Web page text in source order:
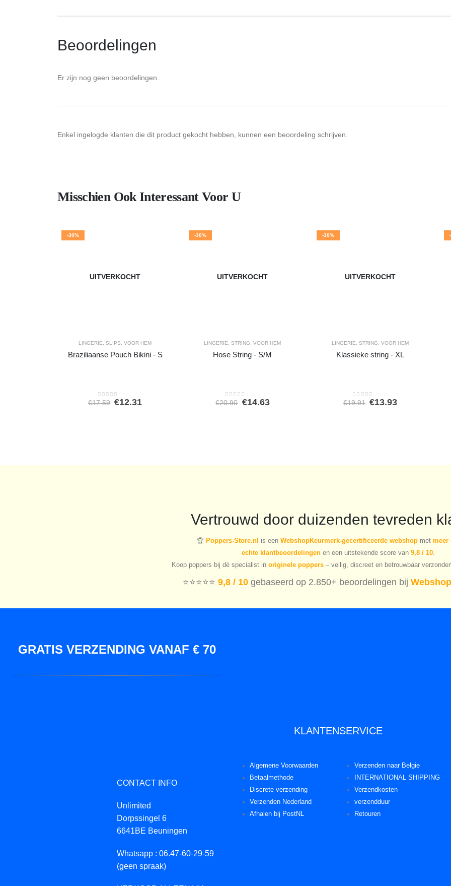
Beoordelingen
Er zijn nog geen beoordelingen.
Enkel ingelogde klanten die dit product gekocht hebben, kunnen een beoordeling schrijven.
Misschien Ook Interessant Voor U
-30%
UITVERKOCHT
LINGERIE ,SLIPS ,VOOR HEM
Braziliaanse Pouch Bikini - S
0out of 5
€17.59 Oorspronkelijke
€12.31Huidige
-30%
UITVERKOCHT
LINGERIE ,STRING ,VOOR HEM
Hose String - S/M
0out of 5
€20.90 Oorspronkelijke
€14.63Huidige
-30%
UITVERKOCHT
LINGERIE STRING VOOR HEM
Klassieke string - XL
0out of 5
€19.91 Oorspronkelijke
€13.93Huidige
Vertrouwd door duizenden tevreden
🏆 Poppers-Store.nl is een WebshopKeurmerk-gecertificeerde webshop met meer
echte klantbeoordelingen en een uitstekende score van 9,8 / 10.
Koop poppers bij dé specialist in originele poppers – veilig, discreet en betrouwbaar
⭐️⭐️⭐️⭐️⭐️ 9,8 / 10 gebaseerd op 2.850+ beoordelingen bij
GRATIS VERZENDING VANAF € 70
KLANTENSERVICE
CONTACT INFO
Unlimited
Dorpssingel 6
6641BE Beuningen
Whatsapp : 06.47-60-29-59
(geen spraak)
Algemene Voorwaarden
Betaalmethode
Discrete verzending
Verzenden Nederland
Afhalen bij PostNL
Verzenden naar Belgie
INTERNATIONAL SHIPPING
Verzendkosten
verzendduur
Retouren